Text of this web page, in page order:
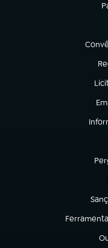
(abre
(abre em